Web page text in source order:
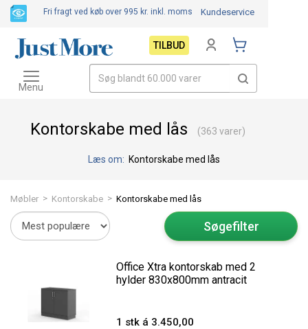
Kontorskabe med lås (363 varer)
Læs om: Kontorskabe med lås
Møbler > Kontorskabe > Kontorskabe med lås
Søgefilter
Office Xtra kontorskab med 2
hylder 830x800mm antracit
1 stk á 3.450,00
Fri fragt ved køb over 995 kr. inkl. moms Kundeservice
TILBUD
Toggle
navigation
Menu